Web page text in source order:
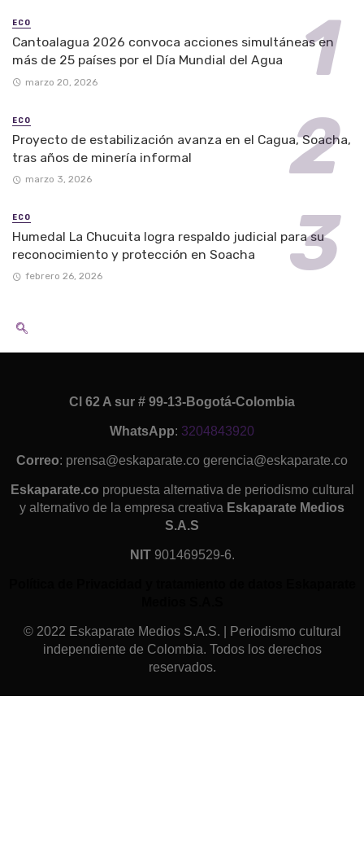
ECO
Cantoalagua 2026 convoca acciones simultáneas en
más de 25 países por el Día Mundial del Agua
marzo 20, 2026
ECO
Proyecto de estabilización avanza en el Cagua, Soacha,
tras años de minería informal
marzo 3, 2026
ECO
Humedal La Chucuita logra respaldo judicial para su
reconocimiento y protección en Soacha
febrero 26, 2026
Cl 62 A sur # 99-13-Bogotá-Colombia
WhatsApp: 3204843920
Correo: prensa@eskaparate.co gerencia@eskaparate.co
Eskaparate.co propuesta alternativa de periodismo cultural
y alternativo de la empresa creativa Eskaparate Medios
S.A.S
NIT 901469529-6.
© 2022 Eskaparate Medios S.A.S. | Periodismo cultural
independiente de Colombia. Todos los derechos
reservados.